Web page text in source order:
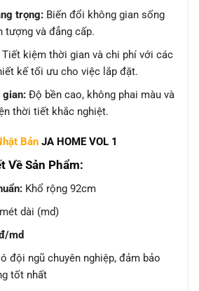
trọng:Biến đổi không gian sống
tượng và đẳng cấp.
kiệm thời gian và chi phí với các
kế tối ưu cho việc lắp đặt.
gian:Độ bền cao, không phai màu và
thời tiết khắc nghiệt.
Bản JA HOME VOL 1
Về Sản Phẩm:
Khổ rộng 92cm
dài (md)
md
đội ngũ chuyên nghiệp, đảm bảo
tốt nhất